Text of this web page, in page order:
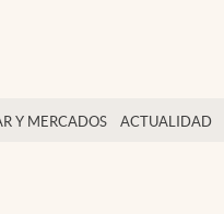
Y MERCADOS ACTUALIDAD